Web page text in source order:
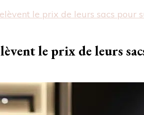
le prix de leurs sacs pour
le prix de leurs